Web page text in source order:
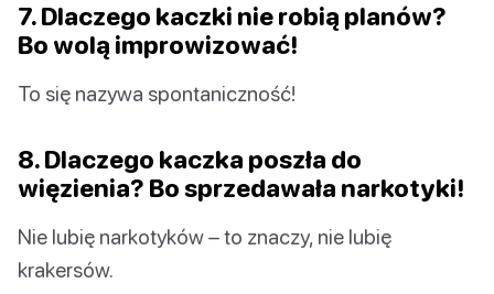
7. Dlaczego kaczki nie robią planów?
Bo wolą improwizować!
To się nazywa spontaniczność!
8. Dlaczego kaczka poszła do
więzienia? Bo sprzedawała narkotyki!
Nie lubię narkotyków – to znaczy, nie lubię
krakersów.